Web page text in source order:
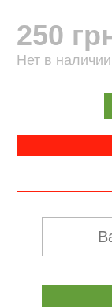
250
Нет в наличии